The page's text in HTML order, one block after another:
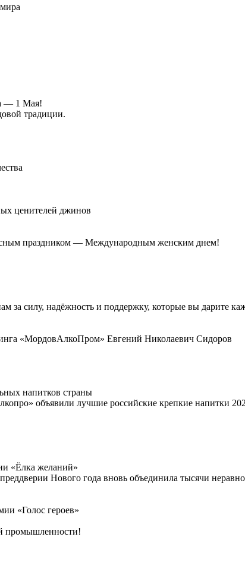
— 1 Мая!
традиции.
ценителей джинов
праздником — Международным женским днем!
за силу, надёжность и поддержку, которые вы дарите
«МордовАлкоПром» Евгений Николаевич Сидоров
напитков страны
объявили лучшие российские крепкие напитки
«Ёлка желаний»
Нового года вновь объединила тысячи
«Голос героев»
промышленности!